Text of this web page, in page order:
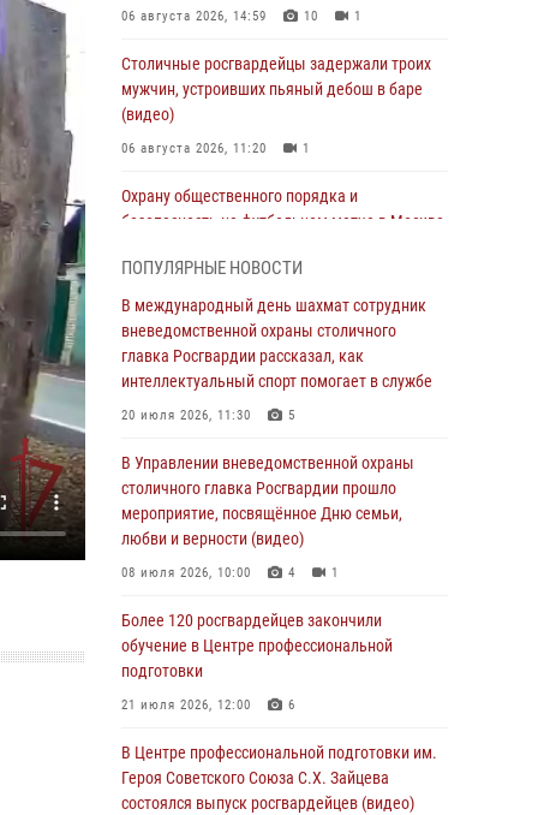
06 августа 2026, 14:59 10 1
Столичные росгвардейцы задержали троих
мужчин, устроивших пьяный дебош в баре
(видео)
06 августа 2026, 11:20 1
Охрану общественного порядка и
безопасность на футбольном матче в Москве
Столичные росгвардейцы задержали
мужчину, устроившего дебош в букмекерской
конторе (Видео)
05 августа 2026, 12:39
Московские росгвардейцы обеспечили
безопасность проведения футбольного матча
Кубка России (Видео)
05 августа 2026, 12:35 1
ознакомилась с передовыми методами
работы Росгвардии в Москве (видео)
04 августа 2026, 18:16
чемпионат по самбо и боевому самбо.
(видео)
04 августа 2026, 14:00 7 1
ПОПУЛЯРНЫЕ НОВОСТИ
В международный день шахмат сотрудник
вневедомственной охраны столичного
главка Росгвардии рассказал, как
интеллектуальный спорт помогает в службе
20 июля 2026, 11:30 5
В Управлении вневедомственной охраны
столичного главка Росгвардии прошло
мероприятие, посвящённое Дню семьи,
любви и верности (видео)
08 июля 2026, 10:00 4 1
Более 120 росгвардейцев закончили
обучение в Центре профессиональной
подготовки
21 июля 2026, 12:00 6
В Центре профессиональной подготовки им.
Героя Советского Союза С.Х. Зайцева
состоялся выпуск росгвардейцев (видео)